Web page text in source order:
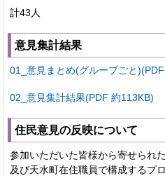
計43人
意見集計結果
01_意見まとめ(グループごと
02_意見集計結果(PDF 約113KB)
住民意見の反映について
参加いただいた皆様から寄せられ
及び天水町在住職員で構成するプ